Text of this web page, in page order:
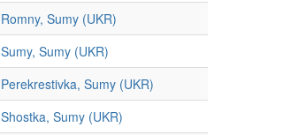
Romny, Sumy (UKR)
Sumy, Sumy (UKR)
Perekrestivka, Sumy (UKR)
Shostka, Sumy (UKR)